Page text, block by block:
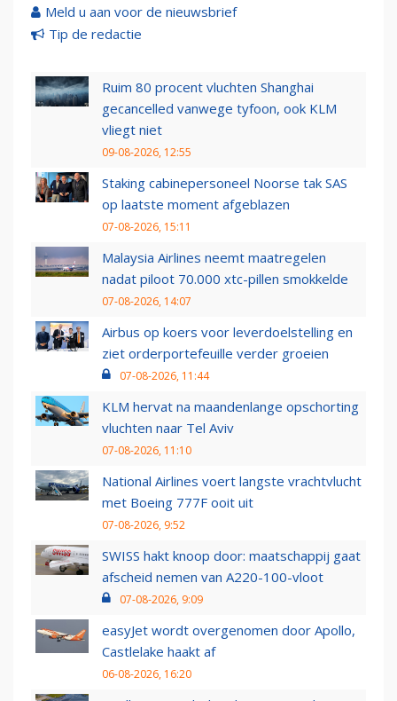
Meld u aan voor de nieuwsbrief
Tip de redactie
Ruim 80 procent vluchten Shanghai
gecancelled vanwege tyfoon, ook KLM
vliegt niet
09-08-2026, 12:55
Staking cabinepersoneel Noorse tak SAS
op laatste moment afgeblazen
07-08-2026, 15:11
Malaysia Airlines neemt maatregelen
nadat piloot 70.000 xtc-pillen smokkelde
07-08-2026, 14:07
Airbus op koers voor leverdoelstelling en
ziet orderportefeuille verder groeien
07-08-2026, 11:44
KLM hervat na maandenlange opschorting
vluchten naar Tel Aviv
07-08-2026, 11:10
National Airlines voert langste vrachtvlucht
met Boeing 777F ooit uit
07-08-2026, 9:52
SWISS hakt knoop door: maatschappij gaat
afscheid nemen van A220-100-vloot
07-08-2026, 9:09
easyJet wordt overgenomen door Apollo,
Castlelake haakt af
06-08-2026, 16:20